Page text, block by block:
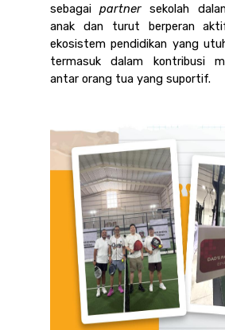
sebagai partner sekolah
anak dan turut berperan
ekosistem pendidikan yang
termasuk dalam kontribusi
antar orang tua yang suportif.